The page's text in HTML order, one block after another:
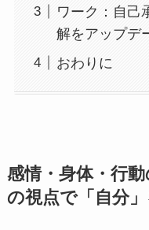
ワーク：自己
解をアップデ
おわりに
感情・身体・行
の視点で「自分